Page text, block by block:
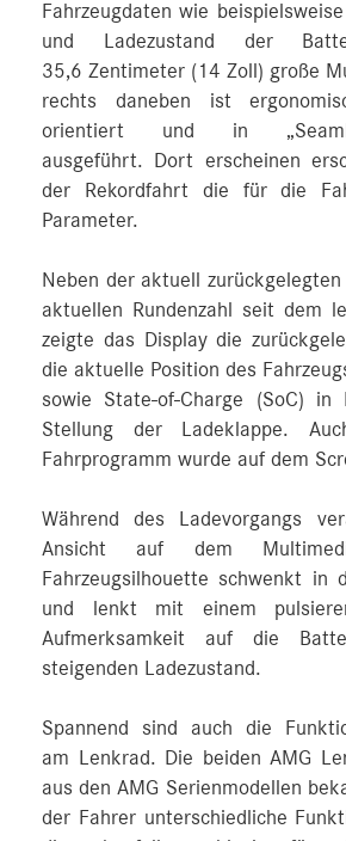
Fahrzeugdaten wie
und Ladezustand der
35,6 Zentimeter (14 Zoll) große
rechts daneben ist
orientiert und in
ausgeführt. Dort erscheinen
der Rekordfahrt die für die
Parameter.
Neben der aktuell
aktuellen Rundenzahl seit dem
zeigte das Display die
die aktuelle Position des
sowie State-of-Charge (SoC) in
Stellung der Ladeklappe.
Fahrprogramm wurde auf dem
Während des Ladevorgangs
Ansicht auf dem
Fahrzeugsilhouette schwenkt in
und lenkt mit einem
Aufmerksamkeit auf die
steigenden Ladezustand.
Spannend sind auch die
am Lenkrad. Die beiden AMG
aus den AMG Serienmodellen
der Fahrer unterschiedliche